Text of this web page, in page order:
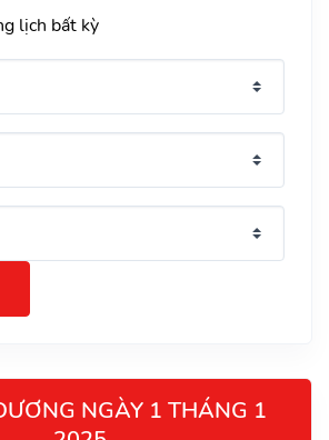
lịch bất kỳ
NGÀY 1 THÁNG 1